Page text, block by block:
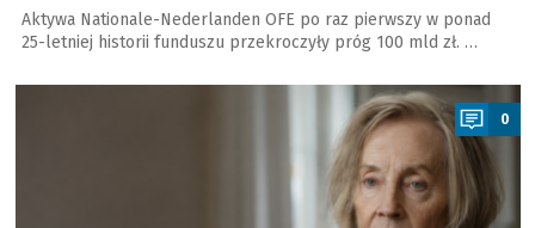
Aktywa Nationale-Nederlanden OFE po raz pierwszy w ponad
25-letniej historii funduszu przekroczyły próg 100 mld zł. …
a
0